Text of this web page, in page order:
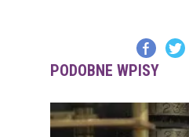
PODOBNE WPISY